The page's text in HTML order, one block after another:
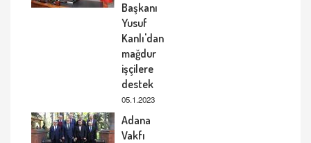
Başkanı
Yusuf
Kanlı'dan
mağdur
işçilere
destek
05.1.2023
Adana
Vakfı